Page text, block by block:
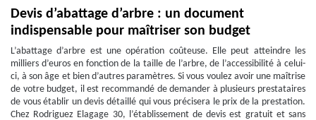
Devis d’abattage d’arbre : un document
indispensable pour maîtriser son budget
L’abattage d’arbre est une opération coûteuse. Elle peut atteindre les
milliers d’euros en fonction de la taille de l’arbre, de l’accessibilité à celui-
ci, à son âge et bien d’autres paramètres. Si vous voulez avoir une maîtrise
de votre budget, il est recommandé de demander à plusieurs prestataires
de vous établir un devis détaillé qui vous précisera le prix de la prestation.
Chez Rodriguez Elagage 30, l’établissement de devis est gratuit et sans